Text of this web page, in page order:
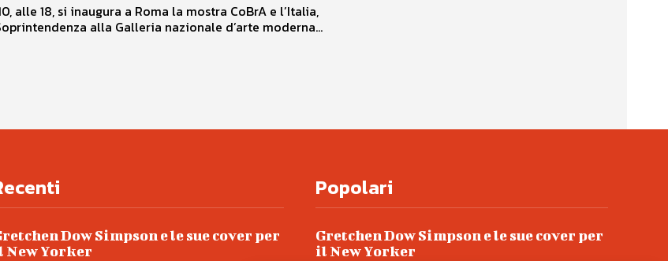
alle 18, si inaugura a Roma la mostra CoBrA e l’Italia,
alla Galleria nazionale d’arte moderna...
Dow Simpson e le sue cover per
New Yorker
Popolari
Gretchen Dow Simpson e le sue cover per
il New Yorker